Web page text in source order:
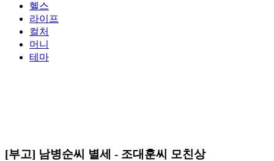
헬스
라이프
컬처
머니
테마
[부고] 남병순씨 별세 - 조대훈씨 모친상